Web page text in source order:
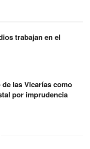
trabajan en el
las Vicarías como
por imprudencia